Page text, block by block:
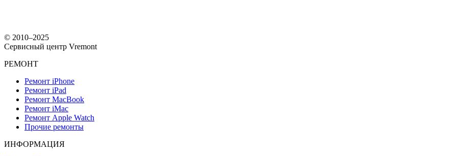
© 2010–2025
Сервисный центр Vremont
РЕМОНТ
Ремонт iPhone
Ремонт iPad
Ремонт MacBook
Ремонт iMac
Ремонт Apple Watch
Прочие ремонты
ИНФОРМАЦИЯ